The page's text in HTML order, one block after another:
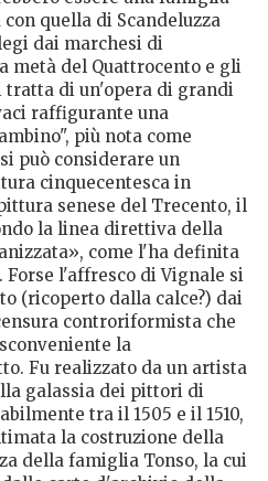
quella di Scandeluzza
dai marchesi di
metà del Quattrocento e gli
tratta di un'opera di grandi
raffigurante una
più nota come
può considerare un
cinquecentesca in
senese del Trecento, il
la linea direttiva della
come l'ha definita
Forse l'affresco di Vignale si
(ricoperto dalla calce?) dai
controriformista che
la
Fu realizzato da un artista
galassia dei pittori di
tra il 1505 e il 1510,
la costruzione della
della famiglia Tonso, la cui